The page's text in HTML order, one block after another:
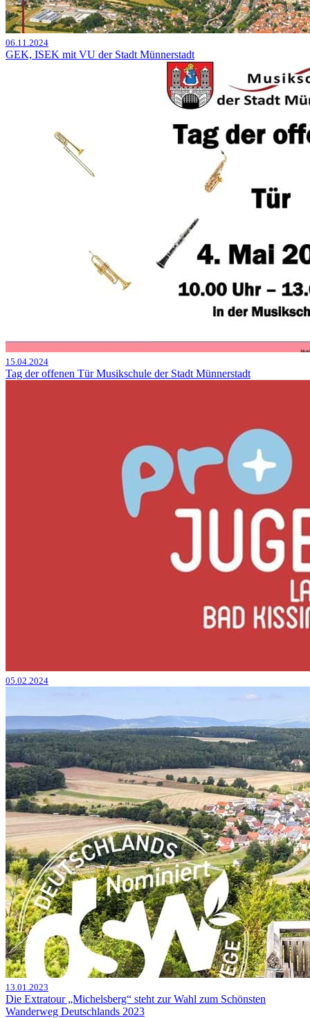
06.11.2024
GEK, ISEK mit VU der Stadt Münnerstadt
15.04.2024
Tag der offenen Tür Musikschule der Stadt Münnerstadt
05.02.2024
13.01.2023
Die Extratour „Michelsberg“ steht zur Wahl zum Schönsten
Wanderweg Deutschlands 2023